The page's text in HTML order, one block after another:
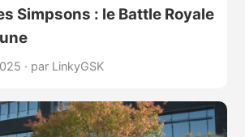
Simpsons : le Battle Royale
· par LinkyGSK